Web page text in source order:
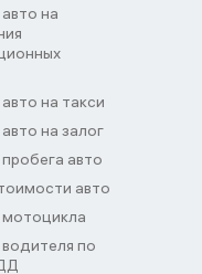
на
на такси
на залог
авто
авто
по